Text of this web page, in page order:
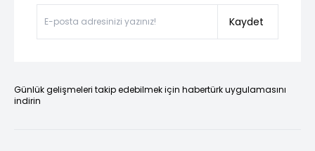
Kaydet
Günlük gelişmeleri takip edebilmek için habertürk uygulamasını
indirin